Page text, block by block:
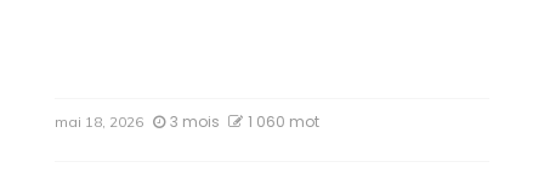
mai 18, 2026 3 mois 1 060 mot